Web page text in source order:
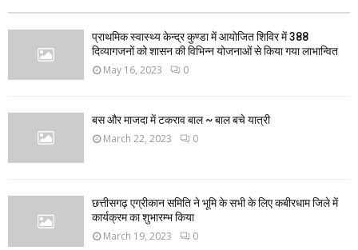
प्राथमिक स्वास्थ्य केन्द्र कुण्डा में आयोजित शिविर में 388
दिव्यागजनों को शासन की विभिन्न योजनाओं से किया गया लाभान्वित
May 16, 2023 0
बस और माजदा में टकराव बाल ~ बाल बचे यात्री
March 22, 2023 0
छत्तीसगढ़ एग्रीकान समिति ने भूमि के सभी के लिए कबीरधाम जिले में
कार्यक्रम का शुभारम्भ किया
March 19, 2023 0